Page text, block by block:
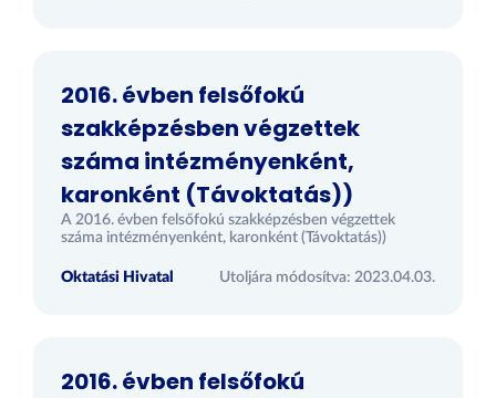
2016. évben felsőfokú
szakképzésben végzettek
száma intézményenként,
karonként (Távoktatás))
A 2016. évben felsőfokú szakképzésben végzettek
száma intézményenként, karonként (Távoktatás))
Oktatási Hivatal Utoljára módosítva: 2023.04.03.
2016. évben felsőfokú